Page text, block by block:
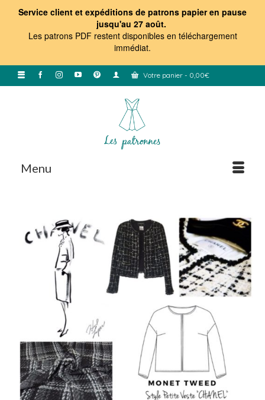
Service client et expéditions de patrons papier en pause
jusqu'au 27 août.
Les patrons PDF restent disponibles en téléchargement
immédiat.
Votre panier - 0,00€
Menu